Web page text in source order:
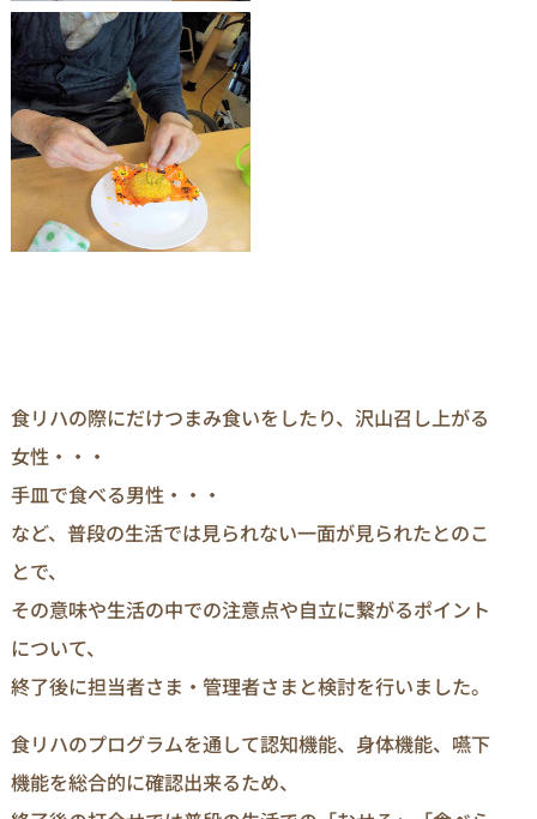
食リハの際にだけつまみ食いをしたり、沢山召し上がる
女性・・・
手皿で食べる男性・・・
など、普段の生活では見られない一面が見られたとのこ
とで、
その意味や生活の中での注意点や自立に繋がるポイント
について、
終了後に担当者さま・管理者さまと検討を行いました。
食リハのプログラムを通して認知機能、身体機能、嚥下
機能を総合的に確認出来るため、